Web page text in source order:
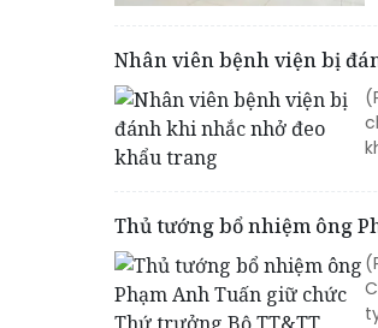
Nhân viên bệnh viện bị
Thủ tướng bổ nhiệm ông